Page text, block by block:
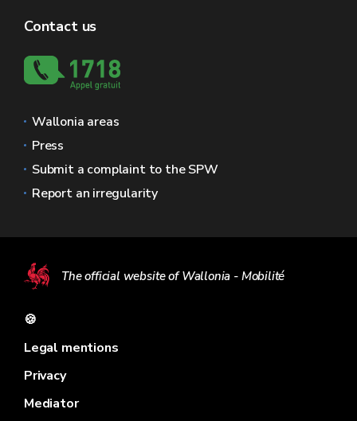
Contact us
Wallonia areas
Press
Submit a complaint to the SPW
Report an irregularity
The official website of Wallonia - Mobilité
🍪
Legal mentions
Privacy
Mediator